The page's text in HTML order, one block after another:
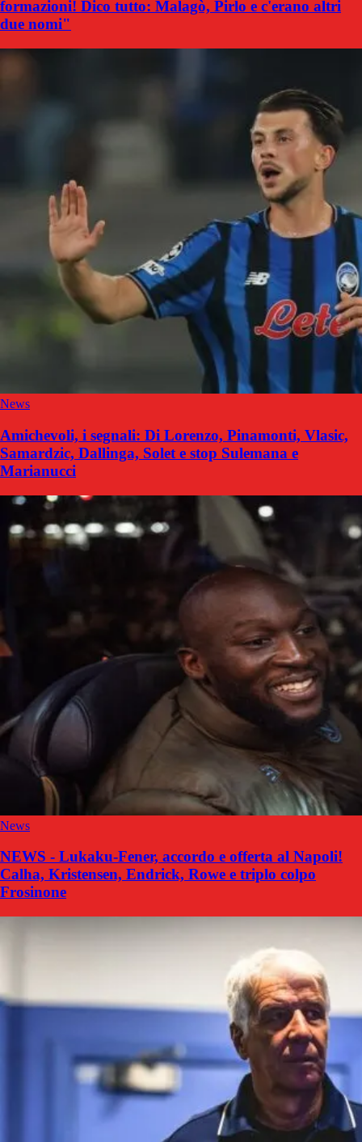
formazioni! Dico tutto: Malagò, Pirlo e c'erano altri
due nomi"
News
Amichevoli, i segnali: Di Lorenzo, Pinamonti, Vlasic,
Samardzic, Dallinga, Solet e stop Sulemana e
Marianucci
News
NEWS - Lukaku-Fener, accordo e offerta al Napoli!
Calha, Kristensen, Endrick, Rowe e triplo colpo
Frosinone